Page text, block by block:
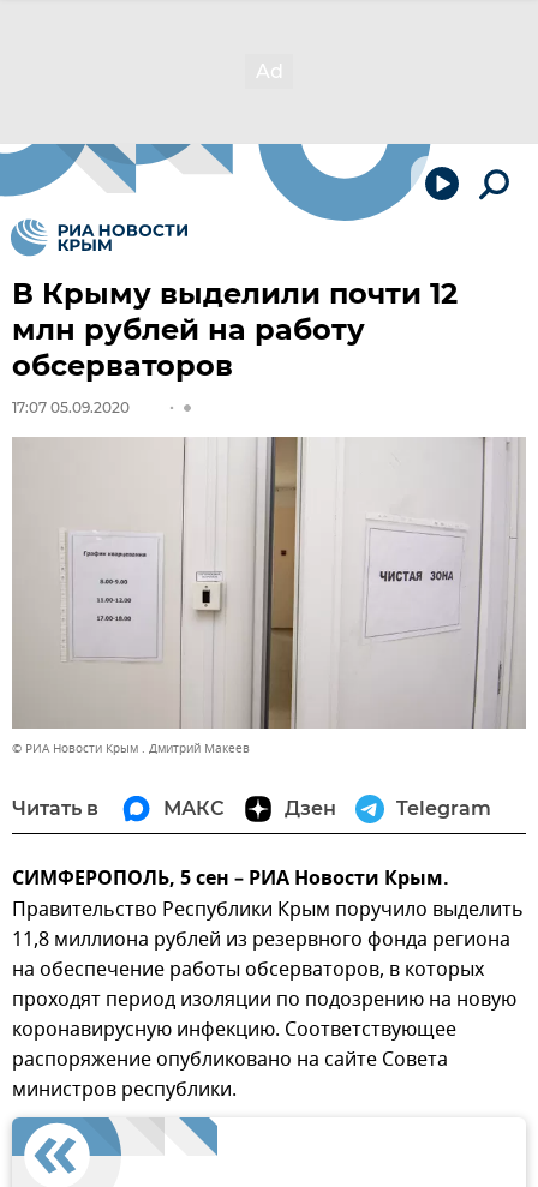
В Крыму выделили почти 12
млн рублей на работу
обсерваторов
17:07 05.09.2020
© РИА Новости Крым . Дмитрий Макеев
Читать в МАКС Дзен Telegram
СИМФЕРОПОЛЬ, 5 сен – РИА Новости Крым.
Правительство Республики Крым поручило выделить
11,8 миллиона рублей из резервного фонда региона
на обеспечение работы обсерваторов, в которых
проходят период изоляции по подозрению на новую
коронавирусную инфекцию. Соответствующее
распоряжение опубликовано на сайте Совета
министров республики.